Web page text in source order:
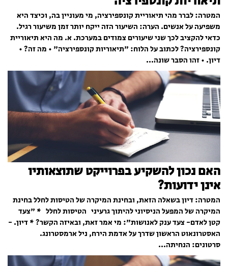
המטרה: לברר מהי תיאוריית קונספירציה, מי מעוניין בה, וכיצד היא
משפיעה על אנשים. הערה: השיעור הזה ייקח יותר זמן משיעור רגיל.
כדאי להקציב לכך שני שיעורים צמודים במערכת. א. מה היא תיאוריית
קונספירציה? לכתוב על הלוח: "תיאוריות קונספירציה" • מה זה? •
דיון. • זהו הסבר שונה...
האם נכון להשקיע בפרוייקט שתוצאותיו
אינן ידועות?
המטרה: דיון בשאלה הזאת, ובחינת המיקרה של הטיסות לחלל בחינת
המיקרה של המפעל הניסיוני להיתוך גרעיני הטיסות לחלל * "צעד
קטן לאדם- צעד ענק לאנושות": מי אמר זאת, ובאיזה הקשר? * דיון. -
האסטרונאוט הראשון שדרך על אדמת הירח, ניל ארמסטרונג.
סרטונים: הנחיתה...